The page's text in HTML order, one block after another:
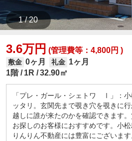
1 / 20
3.6万円 (管理費等：4,800円 )
敷金 0ヶ月 礼金 1ヶ月
1階
1R 32.90㎡
「プレ・ガール・シェトワ Ⅰ」：
ッタリ。玄関先まで覗き穴を覗きに
越しに誰が来たのかを確認できます
お探しのお客様におすすめです。小
りんりん不動産には豊富にございま